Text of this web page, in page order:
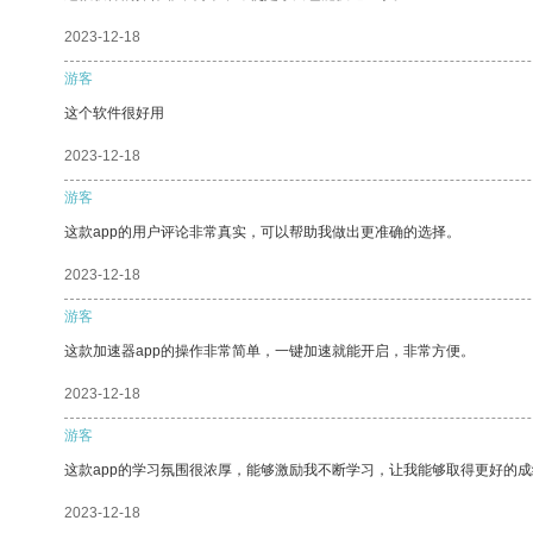
2023-12-18
游客
这个软件很好用
2023-12-18
游客
这款app的用户评论非常真实，可以帮助我做出更准确的选择。
2023-12-18
游客
这款加速器app的操作非常简单，一键加速就能开启，非常方便。
2023-12-18
游客
这款app的学习氛围很浓厚，能够激励我不断学习，让我能够取得更好的
2023-12-18